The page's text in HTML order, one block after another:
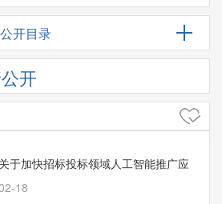
开目录
开
于加快招标投标领域人工智能推广应
18